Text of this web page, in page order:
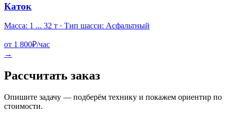
Каток
Масса: 1 ... 32 т · Тип шасси: Асфальтный
от 1 800₽/час
→
Рассчитать заказ
Опишите задачу — подберём технику и покажем ориентир по
стоимости.